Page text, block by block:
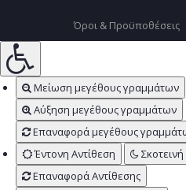
Όροι & Προϋποθέσεις
Μείωση μεγέθους γραμμάτων
Αύξηση μεγέθους γραμμάτων
Επαναφορά μεγέθους
Έντονη Αντίθεση
Επαναφορά Αντίθεσης